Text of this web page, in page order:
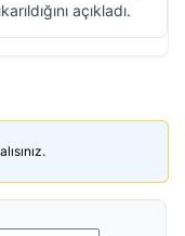
açıkladı.